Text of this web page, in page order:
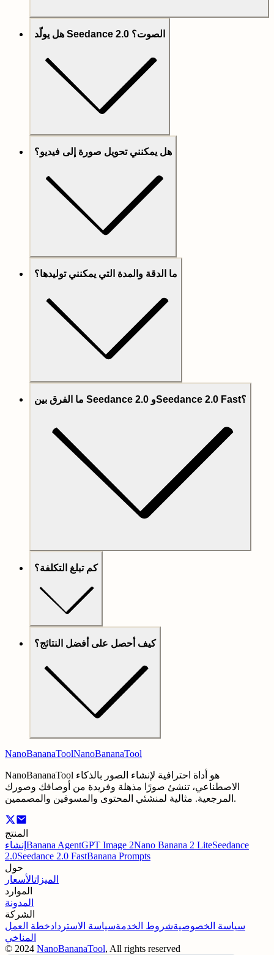
هل يولّد Seedance 2.0 الصوت؟
هل يمكنني تحويل صورة إلى فيديو؟
ما الدقة والمدة التي يمكنني توليدها؟
ما الفرق بين Seedance 2.0 وSeedance 2.0 Fast؟
كم تبلغ التكلفة؟
كيف أحصل على أفضل النتائج؟
NanoBananaToolNanoBananaTool
NanoBananaTool هو أداة احترافية لإنشاء الصور بالذكاء
الاصطناعي، تنشئ صورًا مذهلة وفريدة من أوصافك وصورك
المرجعية. مثالية لمنشئي المحتوى والمسوقين والمصممين.
المنتج
إنشاء Banana AgentGPT Image 2Nano Banana 2 LiteSeedance
2.0Seedance 2.0 FastBanana Prompts
حول
الميزاتالأسعار
الموارد
المدونة
الشركة
سياسة الخصوصيةشروط الخدمةسياسة الاستردادخطة العمل
المناخي
© 2024 NanoBananaTool, All rights reserved